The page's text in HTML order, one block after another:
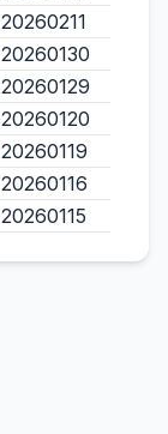
20260211
20260130
20260129
20260120
20260119
20260116
20260115